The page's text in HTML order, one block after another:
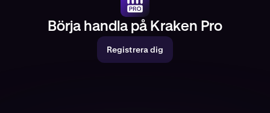
Börja handla på Kraken Pro
Registrera dig